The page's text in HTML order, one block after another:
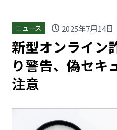
ニュース schedule 2025年7月14日
新型オンライン
り警告、偽セキ
注意